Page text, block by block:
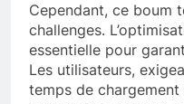
Cependant, ce boum
challenges.
essentielle pour
Les utilisateurs,
temps de